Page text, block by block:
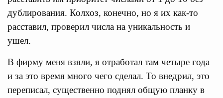
дублирования. Колхоз, конечно, но я их как-то
расставил, проверил числа на уникальность и
ушел.
В фирму меня взяли, я отработал там четыре года
и за это время много чего сделал. То внедрил, это
переписал, существенно поднял общую планку в